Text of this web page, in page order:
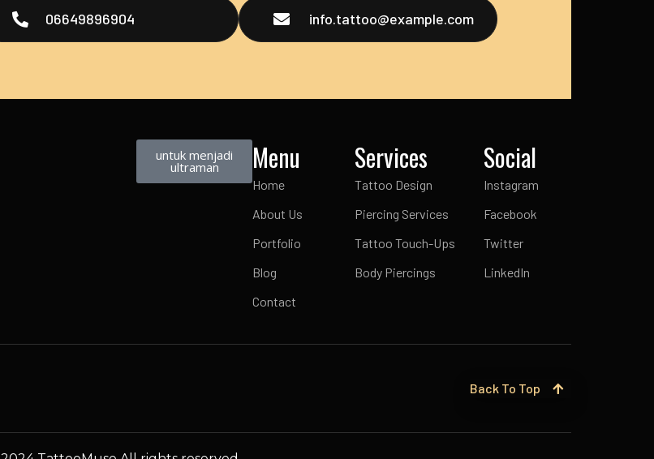
06649896904 info.tattoo@example.com
untuk menjadi
ultraman Menu
Home
About Us
Portfolio
Blog
Contact
Services
Tattoo Design
Piercing Services
Tattoo Touch-Ups
Body Piercings
Social
Instagram
Facebook
Twitter
LinkedIn
Back To Top